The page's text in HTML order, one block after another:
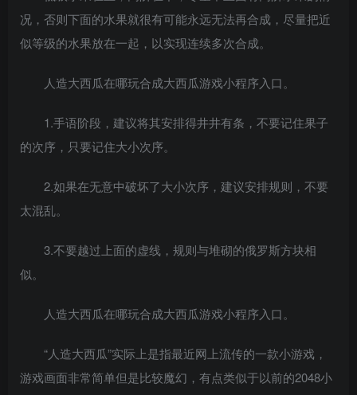
况，否则下面的水果就很有可能永远无法再合成，尽量把近
似等级的水果放在一起，以实现连续多次合成。
人造大西瓜在哪玩合成大西瓜游戏小程序入口。
1.手语阶段，建议将其安排得井井有条，不要记住果子
的次序，只要记住大小次序。
2.如果在无意中破坏了大小次序，建议安排规则，不要
太混乱。
3.不要越过上面的虚线，规则与堆砌的俄罗斯方块相
似。
人造大西瓜在哪玩合成大西瓜游戏小程序入口。
“人造大西瓜”实际上是指最近网上流传的一款小游戏，
游戏画面非常简单但是比较魔幻，有点类似于以前的2048小